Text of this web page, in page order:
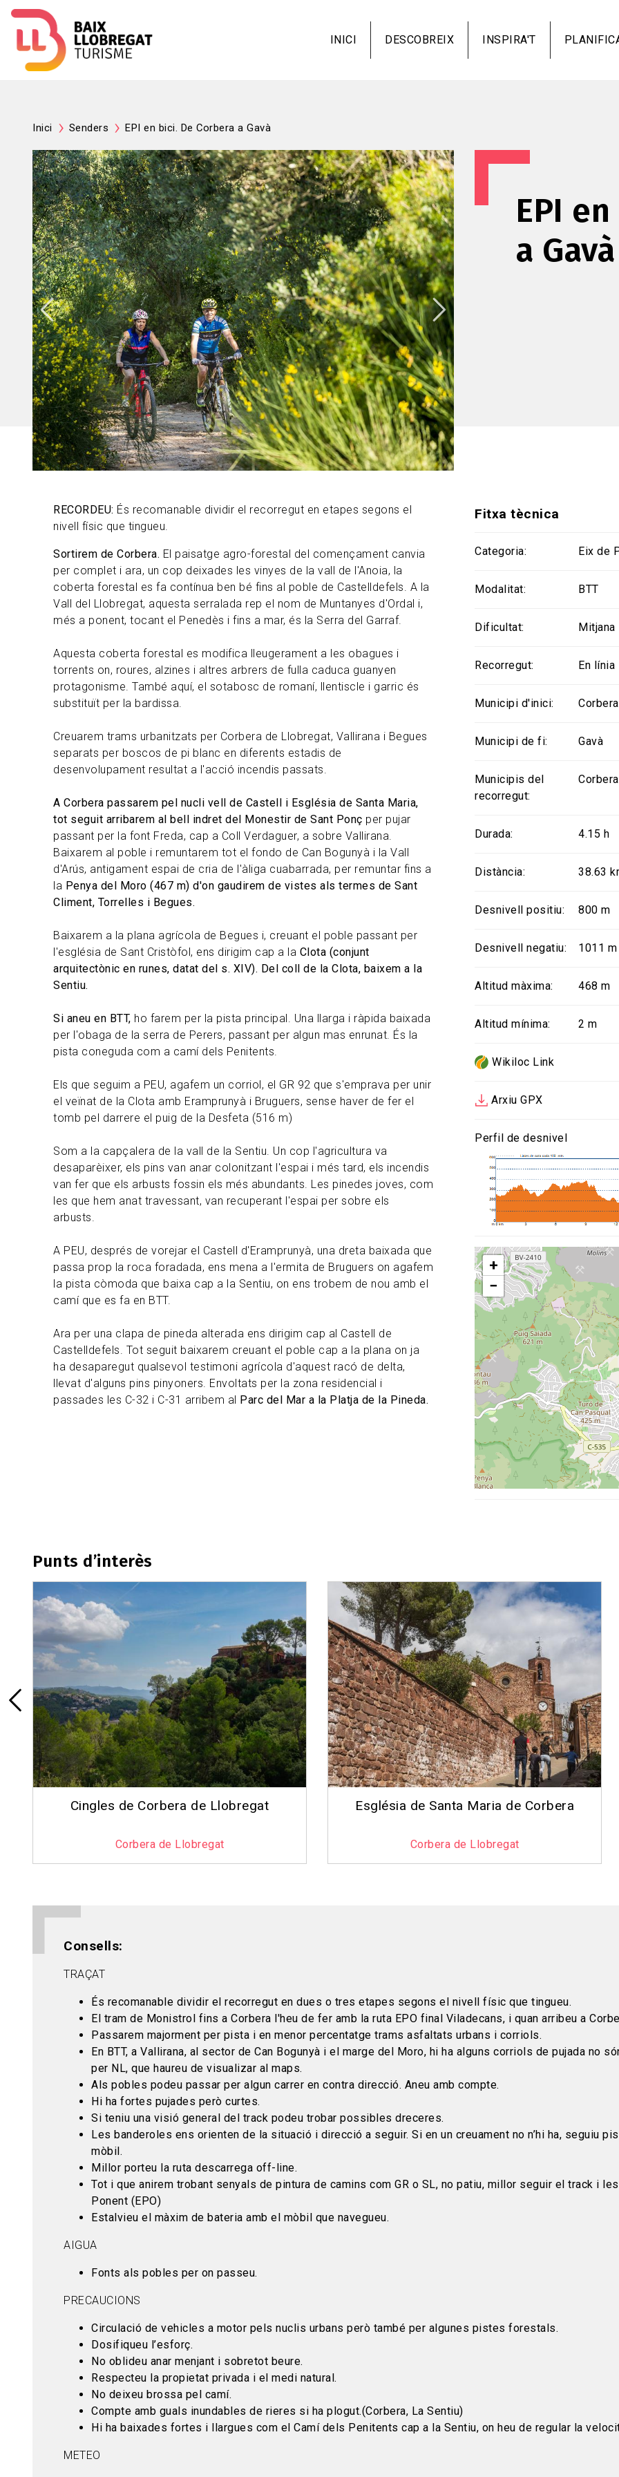
al
contingut
INICI DESCOBREIX INSPIRA'T
Inici Senders EPI en bici. De Corbera a Gavà
EPI
a Gavà
RECORDEU: És recomanable dividir el recorregut en etapes segons el
nivell físic que tingueu.
Sortirem de Corbera. El paisatge agro-forestal del començament canvia
per complet i ara, un cop deixades les vinyes de la vall de l'Anoia, la
coberta forestal es fa contínua ben bé fins al poble de Castelldefels. A la
Vall del Llobregat, aquesta serralada rep el nom de Muntanyes d'Ordal i,
més a ponent, tocant el Penedès i fins a mar, és la Serra del Garraf.
Aquesta coberta forestal es modifica lleugerament a les obagues i
torrents on, roures, alzines i altres arbrers de fulla caduca guanyen
protagonisme. També aquí, el sotabosc de romaní, llentiscle i garric és
substituït per la bardissa.
Creuarem trams urbanitzats per Corbera de Llobregat, Vallirana i Begues
separats per boscos de pi blanc en diferents estadis de
desenvolupament resultat a l'acció incendis passats.
A Corbera passarem pel nucli vell de Castell i Església de Santa Maria,
tot seguit arribarem al bell indret del Monestir de Sant Ponç per pujar
passant per la font Freda, cap a Coll Verdaguer, a sobre Vallirana.
Baixarem al poble i remuntarem tot el fondo de Can Bogunyà i la Vall
d'Arús, antigament espai de cria de l'àliga cuabarrada, per remuntar fins a
la Penya del Moro (467 m) d'on gaudirem de vistes als termes de Sant
Climent, Torrelles i Begues.
Baixarem a la plana agrícola de Begues i, creuant el poble passant per
l'església de Sant Cristòfol, ens dirigim cap a la Clota (conjunt
arquitectònic en runes, datat del s. XIV). Del coll de la Clota, baixem a la
Sentiu.
Si aneu en BTT, ho farem per la pista principal. Una llarga i ràpida baixada
per l'obaga de la serra de Perers, passant per algun mas enrunat. És la
pista coneguda com a camí dels Penitents.
Els que seguim a PEU, agafem un corriol, el GR 92 que s'emprava per unir
el veïnat de la Clota amb Eramprunyà i Bruguers, sense haver de fer el
tomb pel darrere el puig de la Desfeta (516 m)
Som a la capçalera de la vall de la Sentiu. Un cop l'agricultura va
desaparèixer, els pins van anar colonitzant l'espai i més tard, els incendis
van fer que els arbusts fossin els més abundants. Les pinedes joves, com
les que hem anat travessant, van recuperant l'espai per sobre els
arbusts.
A PEU, després de vorejar el Castell d'Eramprunyà, una dreta baixada que
passa prop la roca foradada, ens mena a l'ermita de Bruguers on agafem
la pista còmoda que baixa cap a la Sentiu, on ens trobem de nou amb el
camí que es fa en BTT.
Ara per una clapa de pineda alterada ens dirigim cap al Castell de
Castelldefels. Tot seguit baixarem creuant el poble cap a la plana on ja
ha desaparegut qualsevol testimoni agrícola d'aquest racó de delta,
llevat d'alguns pins pinyoners. Envoltats per la zona residencial i
passades les C-32 i C-31 arribem al Parc del Mar a la Platja de la Pineda.
Fitxa tècnica
Categoria Eix de
Modalitat BTT
Dificultat Mitjana
Recorregut En línia
Municipi d'inici
Municipi de fi Gavà
Municipis del
recorregut
Durada 4.15 h
Distància 38.63
Desnivell positiu 800 m
Desnivell negatiu 1011 m
Altitud màxima 468 m
Altitud mínima 2 m
Wikiloc Link
Arxiu GPX
Perfil de desnivel
+
−
Punts d’interès
Església de Santa Maria de Corbera
Corbera de Llobregat
Monestir de Sant Ponç de Corbera
Cervelló
Consells
TRAÇAT
És recomanable dividir el recorregut en dues o tres etapes segons el nivell físic que tingueu.
El tram de Monistrol fins a Corbera l'heu de fer amb la ruta EPO final Viladecans, i quan arribeu a
Passarem majorment per pista i en menor percentatge trams asfaltats urbans i corriols.
En BTT, a Vallirana, al sector de Can Bogunyà i el marge del Moro, hi ha alguns corriols de pujada no
per NL, que haureu de visualizar al maps.
Als pobles podeu passar per algun carrer en contra direcció. Aneu amb compte.
Hi ha fortes pujades però curtes.
Si teniu una visió general del track podeu trobar possibles dreceres.
Les banderoles ens orienten de la situació i direcció a seguir. Si en un creuament no n’hi ha, seguiu
mòbil.
Millor porteu la ruta descarrega off-line.
Tot i que anirem trobant senyals de pintura de camins com GR o SL, no patiu, millor seguir el track i
Ponent (EPO)
Estalvieu el màxim de bateria amb el mòbil que navegueu.
AIGUA
Fonts als pobles per on passeu.
PRECAUCIONS
Circulació de vehicles a motor pels nuclis urbans però també per algunes pistes forestals.
Dosifiqueu l’esforç.
No oblideu anar menjant i sobretot beure.
Respecteu la propietat privada i el medi natural.
No deixeu brossa pel camí.
Compte amb guals inundables de rieres si ha plogut.(Corbera, La Sentiu)
Hi ha baixades fortes i llargues com el Camí dels Penitents cap a la Sentiu, on heu de regular la
METEO